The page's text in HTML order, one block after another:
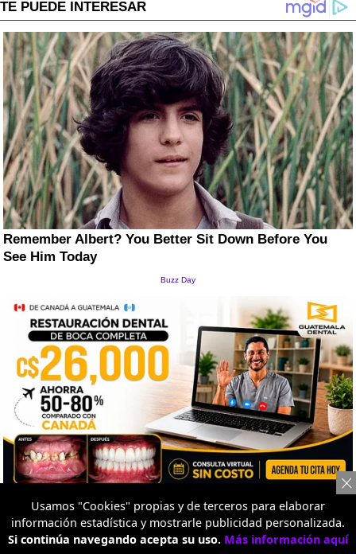
Usamos "Cookies" propias y de terceros para elaborar
información estadística y mostrarle publicidad personalizada.
Si continúa navegando acepta su uso. Más información aquí